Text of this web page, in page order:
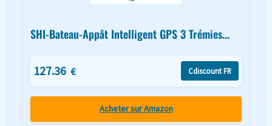
SHI-Bateau-Appât Intelligent GPS 3 Trémies...
127.36 € Cdiscount FR
Acheter sur Amazon